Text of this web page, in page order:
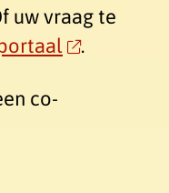
uw vraag te
.
co-